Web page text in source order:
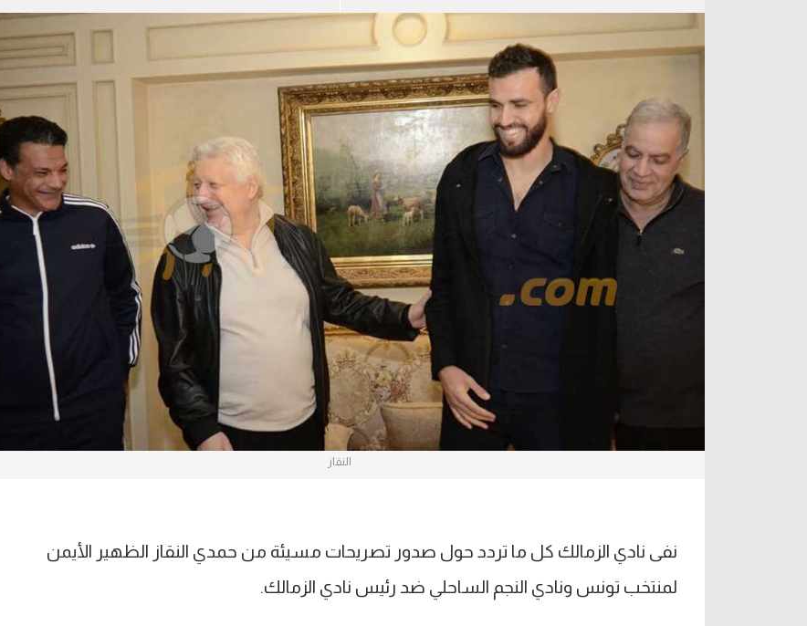
ركن الألعاب
الدوري السعودي للمحترفين
دوري أبطال أوروبا
دوري أبطال إفريقيا
كل البطولات
دوري أبطال أوروبا
آسيا
أمريكا
ركن الألعاب
النقاز
نفى نادي الزمالك كل ما تردد حول صدور تصريحات مسيئة من حمدي النقاز الظهير الأيمن
لمنتخب تونس ونادي النجم الساحلي ضد رئيس نادي الزمالك.